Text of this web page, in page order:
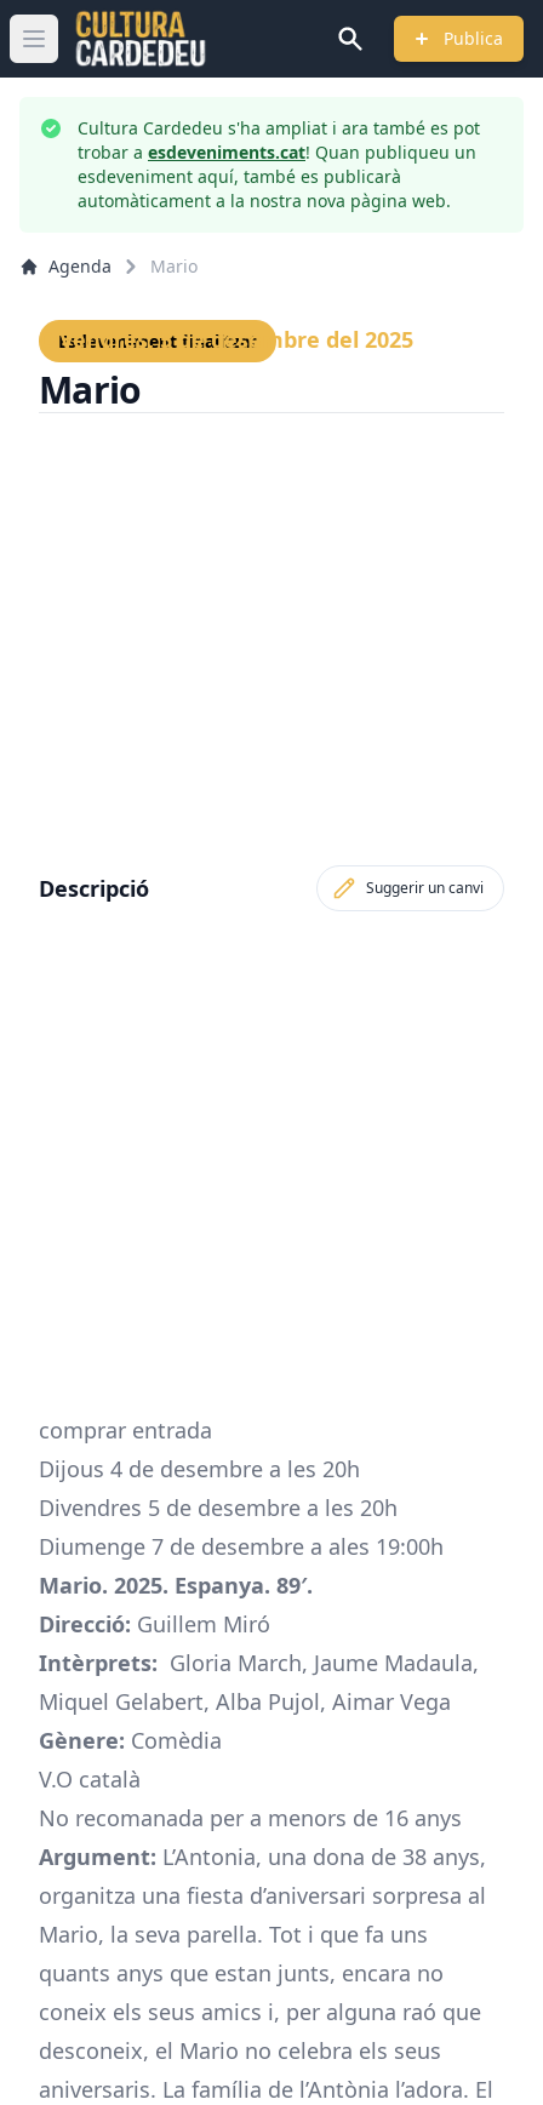
Obrir menú principal Publica
Cultura Cardedeu s'ha ampliat i ara també es pot
trobar a esdeveniments.cat! Quan publiqueu un
esdeveniment aquí, també es publicarà
automàticament a la nostra nova pàgina web.
Agenda Mario
Esdeveniment finalitzat
Divendres, 5 de desembre del 2025
Mario
Descripció Suggerir un canvi
comprar entrada
Dijous 4 de desembre a les 20h
Divendres 5 de desembre a les 20h
Diumenge 7 de desembre a ales 19:00h
Mario. 2025. Espanya. 89′.
Direcció: Guillem Miró
Intèrprets: Gloria March, Jaume Madaula,
Miquel Gelabert, Alba Pujol, Aimar Vega
Gènere: Comèdia
V.O català
No recomanada per a menors de 16 anys
Argument: L’Antonia, una dona de 38 anys,
organitza una fiesta d’aniversari sorpresa al
Mario, la seva parella. Tot i que fa uns
quants anys que estan junts, encara no
coneix els seus amics i, per alguna raó que
desconeix, el Mario no celebra els seus
aniversaris. La família de l’Antònia l’adora. El